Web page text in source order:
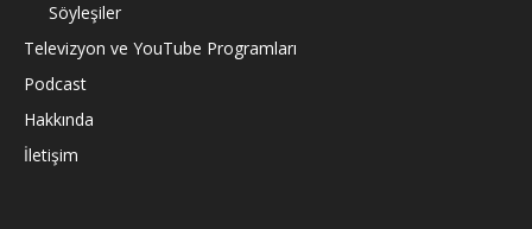
Söyleşiler
Televizyon ve YouTube Programları
Podcast
Hakkında
İletişim